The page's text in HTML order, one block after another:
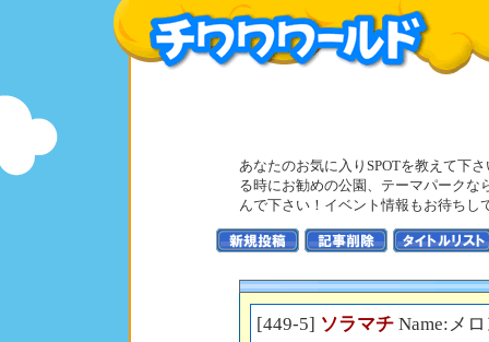
あなたのお気に入りSPOTを教えて下
る時にお勧めの公園、テーマパークな
んで下さい！イベント情報もお待ちし
[449-5] ソラマチ Name:メ